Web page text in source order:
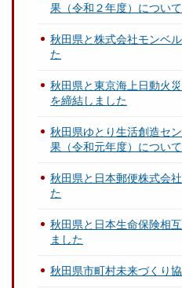
果（令和２年度）について
秋田県と株式会社モンベ
た
秋田県と東京海上日動火
を締結しました
秋田県ゆとり生活創造セ
果（令和元年度）について
秋田県と日本郵便株式会
た
秋田県と日本生命保険相
ました
秋田県市町村未来づくり